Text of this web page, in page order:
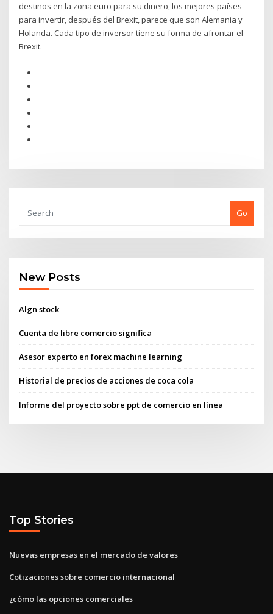
destinos en la zona euro para su dinero, los mejores países
para invertir, después del Brexit, parece que son Alemania y
Holanda. Cada tipo de inversor tiene su forma de afrontar el
Brexit.
Go
New Posts
Algn stock
Cuenta de libre comercio significa
Asesor experto en forex machine learning
Historial de precios de acciones de coca cola
Informe del proyecto sobre ppt de comercio en línea
Top Stories
Nuevas empresas en el mercado de valores
Cotizaciones sobre comercio internacional
¿cómo las opciones comerciales